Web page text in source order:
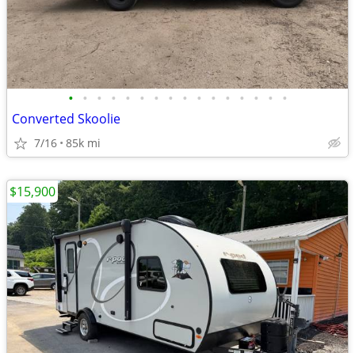
• • • • • • • • • • • • • • • •
Converted Skoolie
7/16 85k mi
$15,900